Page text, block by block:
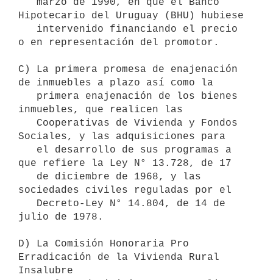
Hipotecario del Uruguay (BHU) hubiese
o en representación del promotor.
C) La primera promesa de enajenación
de inmuebles a plazo así como la
inmuebles, que realicen las
Sociales, y las adquisiciones para
que refiere la Ley N° 13.728, de 17
sociedades civiles reguladas por el
julio de 1978.
D) La Comisión Honoraria Pro
Erradicación de la Vivienda Rural
Insalubre